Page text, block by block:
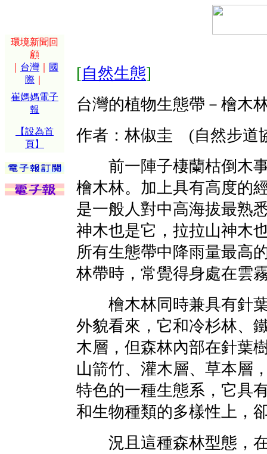
環境新聞回
顧
台灣
國
際
崔媽媽電子
報
【設為首
頁】
[自然生態]
台灣的植物生態帶－檜木
作者：林俶圭 (自然步道
前一陣子棲蘭枯倒木事
檜木林。加上具有高度的
是一般人對中高海拔最熟
神木也是它，拉拉山神木
所有生態帶中降雨量最高
林帶時，常覺得身處在雲
檜木林同時兼具有針葉
外貌看來，它和冷杉林、
木層，但森林內部在針葉
山箭竹、灌木層、草本層
特色的一種生態系，它具
和生物種類的多樣性上，
況且這種森林型態，在